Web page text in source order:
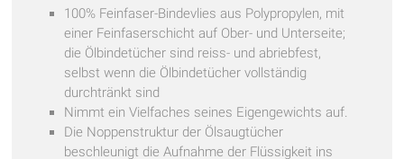
100% Feinfaser-Bindevlies aus Polypropylen, mit
einer Feinfaserschicht auf Ober- und Unterseite;
die Ölbindetücher sind reiss- und abriebfest,
selbst wenn die Ölbindetücher vollständig
durchtränkt sind
Nimmt ein Vielfaches seines Eigengewichts auf.
Die Noppenstruktur der Ölsaugtücher
beschleunigt die Aufnahme der Flüssigkeit ins